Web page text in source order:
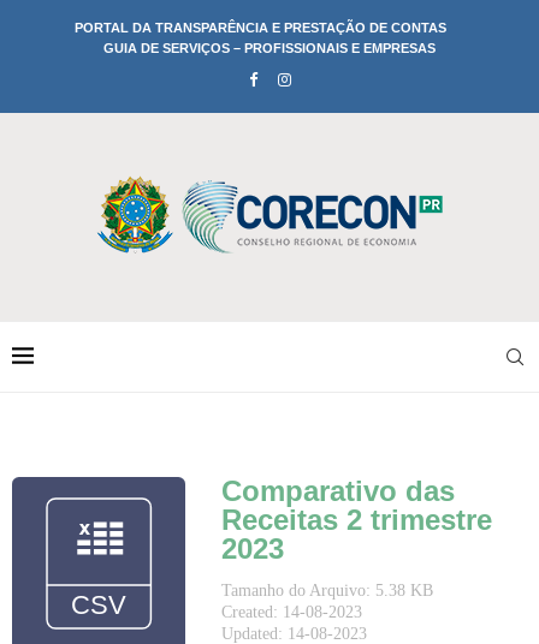
PORTAL DA TRANSPARÊNCIA E PRESTAÇÃO DE CONTAS
GUIA DE SERVIÇOS – PROFISSIONAIS E EMPRESAS
Comparativo das
Receitas 2 trimestre
2023
Tamanho do Arquivo: 5.38 KB
Created: 14-08-2023
Updated: 14-08-2023